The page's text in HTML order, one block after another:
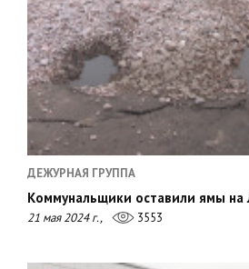
ДЕЖУРНАЯ ГРУППА
Коммунальщики оставили ямы на
21 мая 2024 г., 3553